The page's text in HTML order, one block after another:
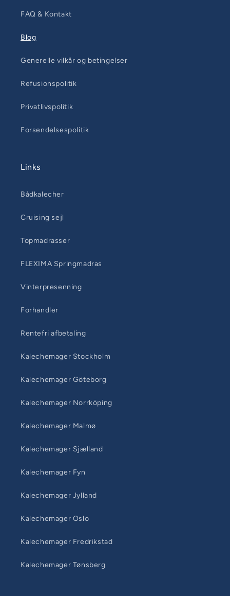
FAQ & Kontakt
Blog
Generelle vilkår og betingelser
Refusionspolitik
Privatlivspolitik
Forsendelsespolitik
Links
Bådkalecher
Cruising sejl
Topmadrasser
FLEXIMA Springmadras
Vinterpresenning
Forhandler
Rentefri afbetaling
Kalechemager Stockholm
Kalechemager Göteborg
Kalechemager Norrköping
Kalechemager Malmø
Kalechemager Sjælland
Kalechemager Fyn
Kalechemager Jylland
Kalechemager Oslo
Kalechemager Fredrikstad
Kalechemager Tønsberg